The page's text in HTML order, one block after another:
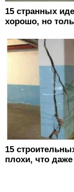
15 странных
хорошо, но
15
плохи, что